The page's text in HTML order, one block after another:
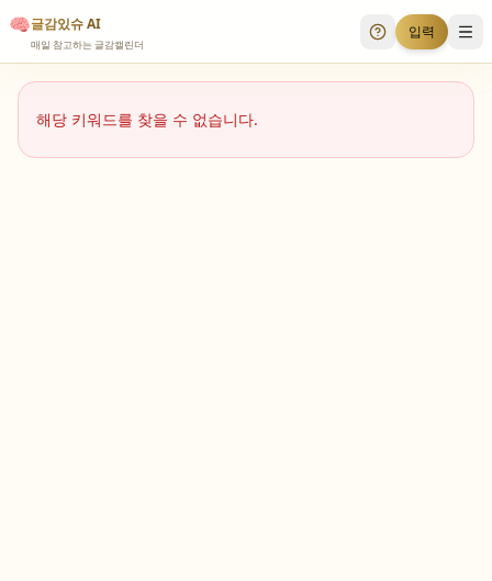
🧠글감있슈 AI
매일 참고하는 글감캘린더 투표 안내
입력 메
해당 키워드를 찾을 수 없습니다.